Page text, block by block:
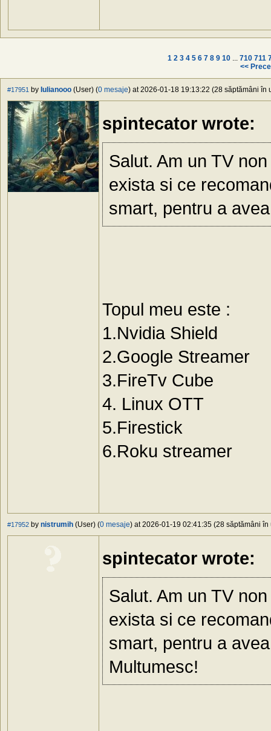
1 2 3 4 5 6 7 8 9 10... 710 711
<<
#17951 by Iulianooo (User) (0 mesaje) at 2026-01-18 19:13:22 (28 săptămâni în
spintecator wrote:
Salut. Am un TV
exista si ce
smart, pentru a
Topul meu este :
1.Nvidia Shield
2.Google Streamer
3.FireTv Cube
4. Linux OTT
5.Firestick
6.Roku streamer
#17952 by nistrumih (User) (0 mesaje) at 2026-01-19 02:41:35 (28 săptămâni în
spintecator wrote:
Salut. Am un TV
exista si ce
smart, pentru a
Multumesc!